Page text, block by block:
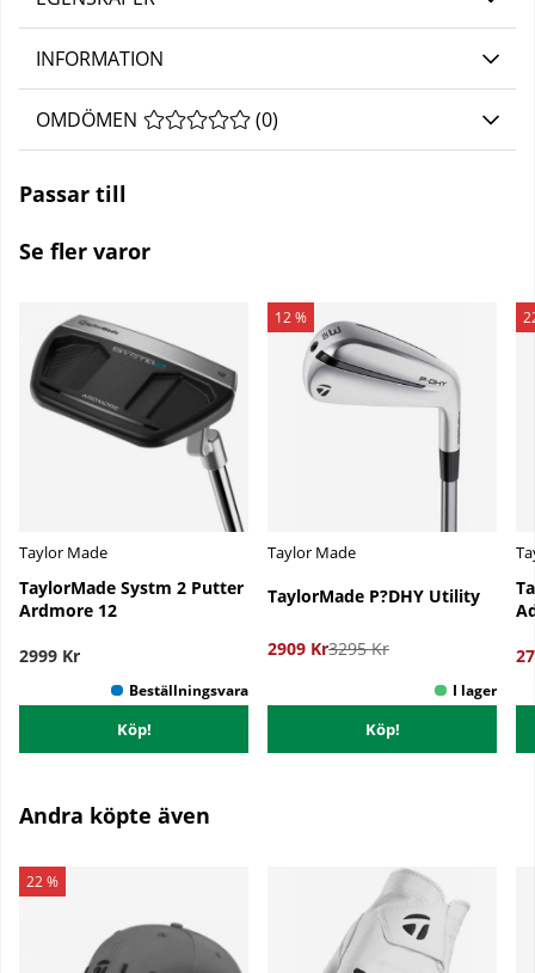
INFORMATION
OMDÖMEN MEDELBETYG 0 AV 5 ANTAL BETYG 0
(0)
Passar till
Se fler varor
Taylor Made
TaylorMade Systm 2 Putter
Ardmore 12
2999 Kr
Köp!
12 %
Taylor Made
TaylorMade P?DHY Utility
2909 Kr3295 Kr
Köp!
Andra köpte även
22 %